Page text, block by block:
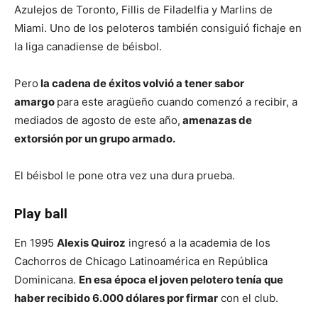
Azulejos de Toronto, Fillis de Filadelfia y Marlins de
Miami. Uno de los peloteros también consiguió fichaje en
la liga canadiense de béisbol.
Pero la cadena de éxitos volvió a tener sabor
amargo para este aragüeño cuando comenzó a recibir, a
mediados de agosto de este año, amenazas de
extorsión por un grupo armado.
El béisbol le pone otra vez una dura prueba.
Play ball
En 1995 Alexis Quiroz ingresó a la academia de los
Cachorros de Chicago Latinoamérica en República
Dominicana. En esa época el joven pelotero tenía que
haber recibido 6.000 dólares por firmar con el club.